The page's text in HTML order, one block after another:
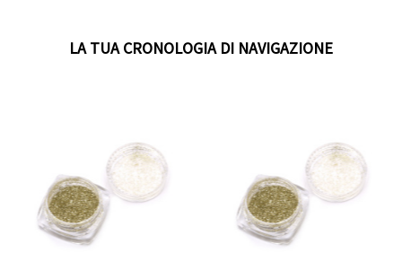
LA TUA CRONOLOGIA DI NAVIGAZIONE